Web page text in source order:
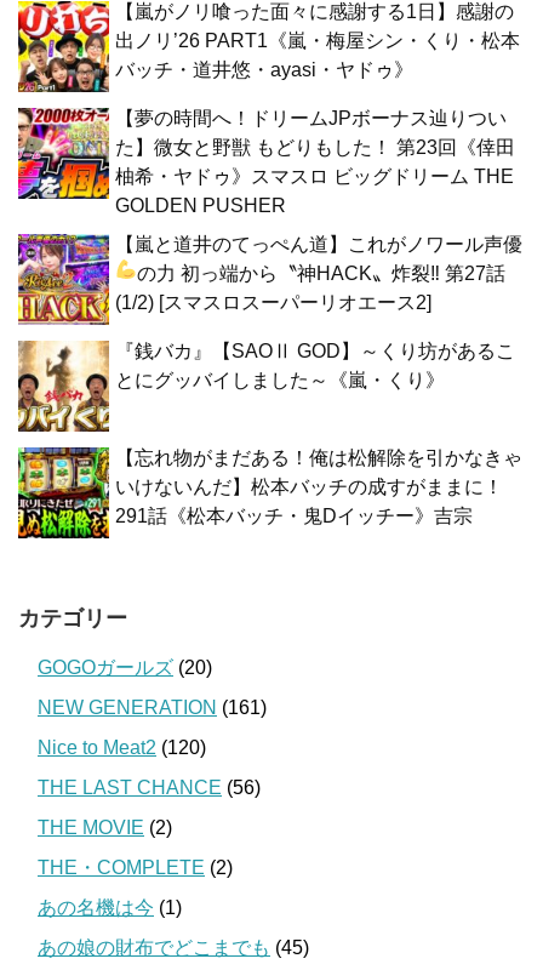
【嵐がノリ喰った面々に感謝する1日】感謝の
出ノリ’26 PART1《嵐・梅屋シン・くり・松本
バッチ・道井悠・ayasi・ヤドゥ》
【夢の時間へ！ドリームJPボーナス辿りつい
た】微女と野獣 もどりもした！ 第23回《倖田
柚希・ヤドゥ》スマスロ ビッグドリーム THE
GOLDEN PUSHER
【嵐と道井のてっぺん道】これがノワール声優
の力 初っ端から〝神HACK〟炸裂‼ 第27話
(1/2) [スマスロスーパーリオエース2]
『銭バカ』【SAOⅡ GOD】～くり坊があるこ
とにグッバイしました～《嵐・くり》
【忘れ物がまだある！俺は松解除を引かなきゃ
いけないんだ】松本バッチの成すがままに！
291話《松本バッチ・鬼Dイッチー》吉宗
カテゴリー
GOGOガールズ (20)
NEW GENERATION (161)
Nice to Meat2 (120)
THE LAST CHANCE (56)
THE MOVIE (2)
THE・COMPLETE (2)
あの名機は今 (1)
あの娘の財布でどこまでも (45)